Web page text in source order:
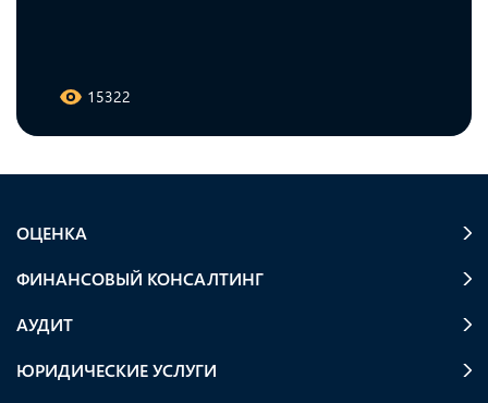
15322
ОЦЕНКА
ФИНАНСОВЫЙ КОНСАЛТИНГ
АУДИТ
ЮРИДИЧЕСКИЕ УСЛУГИ